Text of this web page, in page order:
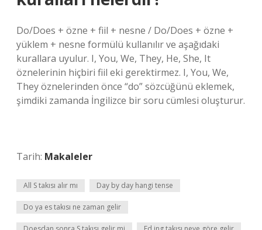
Do/Does + özne + fiil + nesne / Do/Does + özne +
yüklem + nesne formülü kullanılır ve aşağıdaki
kurallara uyulur. I, You, We, They, He, She, It
öznelerinin hiçbiri fiil eki gerektirmez. I, You, We,
They öznelerinden önce “do” sözcüğünü eklemek,
şimdiki zamanda İngilizce bir soru cümlesi oluşturur.
Tarih: Makaleler
All S takısı alır mı Day by day hangi tense
Do ya es takısı ne zaman gelir